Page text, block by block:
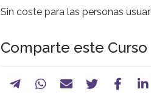
Sin coste para las personas
Comparte este Curso